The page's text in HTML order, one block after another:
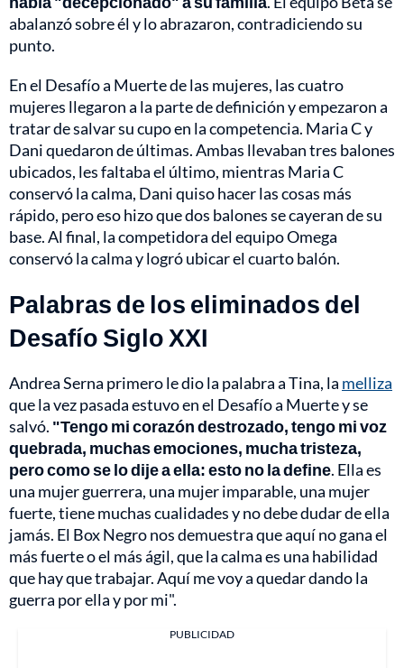
abalanzó sobre él y lo abrazaron, contradiciendo su
punto.
En el Desafío a Muerte de las mujeres, las cuatro
mujeres llegaron a la parte de definición y empezaron a
tratar de salvar su cupo en la competencia. Maria C y
Dani quedaron de últimas. Ambas llevaban tres balones
ubicados, les faltaba el último, mientras Maria C
conservó la calma, Dani quiso hacer las cosas más
rápido, pero eso hizo que dos balones se cayeran de su
base. Al final, la competidora del equipo Omega
conservó la calma y logró ubicar el cuarto balón.
Palabras de los eliminados del
Desafío Siglo XXI
Andrea Serna primero le dio la palabra a Tina, la melliza
que la vez pasada estuvo en el Desafío a Muerte y se
salvó. "Tengo mi corazón destrozado, tengo mi voz
quebrada, muchas emociones, mucha tristeza,
pero como se lo dije a ella: esto no la define. Ella es
una mujer guerrera, una mujer imparable, una mujer
fuerte, tiene muchas cualidades y no debe dudar de ella
jamás. El Box Negro nos demuestra que aquí no gana el
más fuerte o el más ágil, que la calma es una habilidad
que hay que trabajar. Aquí me voy a quedar dando la
guerra por ella y por mi".
PUBLICIDAD